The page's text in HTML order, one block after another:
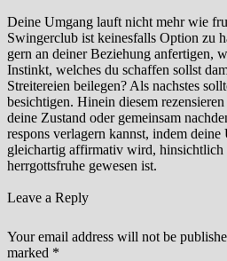
Deine Umgang lauft nicht mehr wie
Swingerclub ist keinesfalls Option zu
gern an deiner Beziehung anfertigen,
Instinkt, welches du schaffen sollst
Streitereien beilegen? Als nachstes
besichtigen. Hinein diesem
deine Zustand oder gemeinsam
respons verlagern kannst, indem
gleichartig affirmativ wird, hinsichtlich
herrgottsfruhe gewesen ist.
Leave a Reply
Your email address will not be
marked *